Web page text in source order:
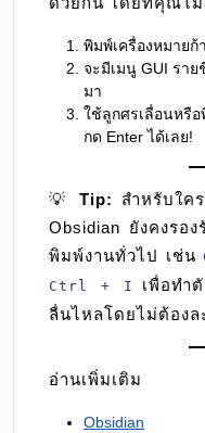
พิมพ์เครื่องหมายก้
จะมีเมนู GUI รา
มา
ใช้ลูกศรเลื่อนหรื
กด Enter ได้เลย!
💡 Tip: สำหรับใค
Obsidian ยังคงรอ
พิมพ์งานทั่วไป เช่น
Ctrl + I
เพื่อทำ
ลื่นไหลโดยไม่ต้อง
อ่านเพิ่มเติม
Obsidian